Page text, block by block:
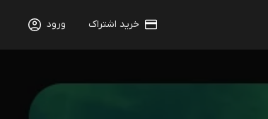
خرید اشتراک ورود